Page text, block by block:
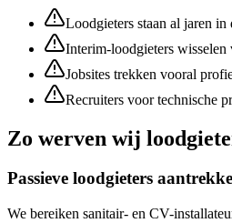
Loodgieters staan al jaren
Interim-loodgieters wisselen
Jobsites trekken vooral
Recruiters voor technische
Zo werven wij
Passieve loodgieters
We bereiken sanitair- en CV-